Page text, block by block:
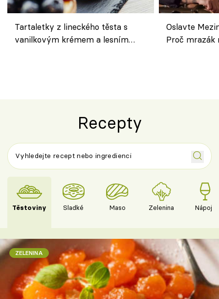
Tartaletky z lineckého těsta s
vanilkovým krémem a lesním
Oslavte
Proč
Recepty
Těstoviny Sladké Maso Zelenina Nápoje
ZELENINA